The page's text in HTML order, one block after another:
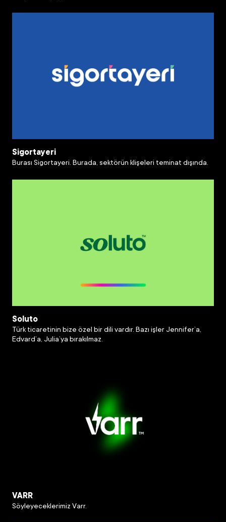
Sigortayeri
Burası Sigortayeri. Burada, sektörün klişeleri teminat dışında.
Soluto
Türk ticaretinin bize özel bir dili vardır. Bazı işler Jennifer’a,
Edvard’a, Julia’ya bırakılmaz.
VARR
Söyleyeceklerimiz Varr.